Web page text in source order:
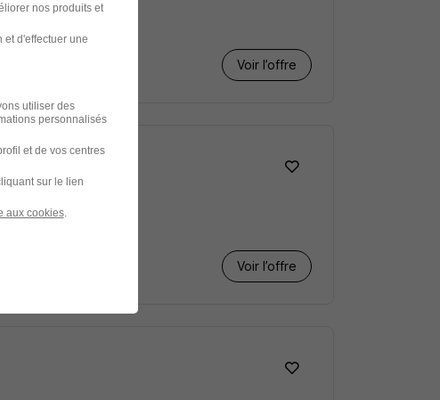
Voir l’offre
Voir l’offre
nos produits et
et d'effectuer une
utiliser des
personnalisés
et de vos centres
sur le lien
aux cookies.